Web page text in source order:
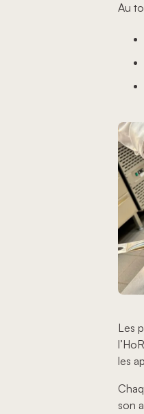
Au
Les
les
son